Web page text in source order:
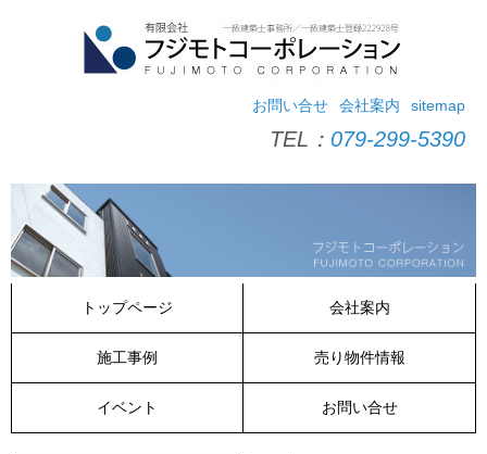
sitemap
会社案内
お問い合せ
TEL： 079-299-5390
トップページ 会社案内
施工事例 売り物件情報
イベント お問い合せ